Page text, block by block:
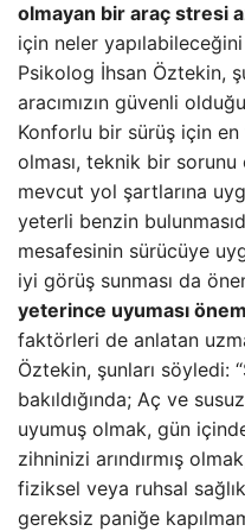
olmayan bir araç stresi
için neler
Psikolog İhsan Öztekin,
aracımızın güvenli
Konforlu bir sürüş için en
olması, teknik bir sorunu
mevcut yol şartlarına
yeterli benzin
mesafesinin sürücüye
iyi görüş sunması da
yeterince uyuması
faktörleri de anlatan
Öztekin, şunları söyledi:
bakıldığında; Aç ve
uyumuş olmak, gün
zihninizi arındırmış
fiziksel veya ruhsal
gereksiz paniğe